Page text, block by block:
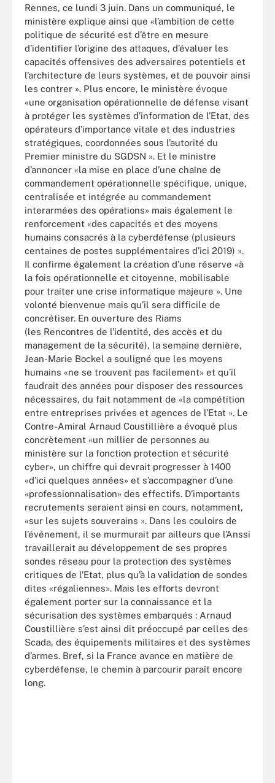
Rennes, ce lundi 3 juin. Dans un communiqué, le
ministère explique ainsi que «l’ambition de cette
politique de sécurité est d’être en mesure
d’identifier l’origine des attaques, d’évaluer les
capacités offensives des adversaires potentiels et
l’architecture de leurs systèmes, et de pouvoir ainsi
les contrer ». Plus encore, le ministère évoque
«une organisation opérationnelle de défense visant
à protéger les systèmes d’information de l’Etat, des
opérateurs d’importance vitale et des industries
stratégiques, coordonnées sous l’autorité du
Premier ministre du SGDSN ». Et le ministre
d’annoncer «la mise en place d’une chaîne de
commandement opérationnelle spécifique, unique,
centralisée et intégrée au commandement
interarmées des opérations» mais également le
renforcement «des capacités et des moyens
humains consacrés à la cyberdéfense (plusieurs
centaines de postes supplémentaires d’ici 2019) ».
Il confirme également la création d’une réserve «à
la fois opérationnelle et citoyenne, mobilisable
pour traiter une crise informatique majeure ». Une
volonté bienvenue mais qu’il sera difficile de
concrétiser. En ouverture des Riams
(les Rencontres de l’identité, des accès et du
management de la sécurité), la semaine dernière,
Jean-Marie Bockel a souligné que les moyens
humains «ne se trouvent pas facilement» et qu’il
faudrait des années pour disposer des ressources
nécessaires, du fait notamment de «la compétition
entre entreprises privées et agences de l’Etat ». Le
Contre-Amiral Arnaud Coustillière a évoqué plus
concrètement «un millier de personnes au
ministère sur la fonction protection et sécurité
cyber», un chiffre qui devrait progresser à 1400
«d’ici quelques années» et s’accompagner d’une
«professionnalisation» des effectifs. D’importants
recrutements seraient ainsi en cours, notamment,
«sur les sujets souverains ». Dans les couloirs de
l’événement, il se murmurait par ailleurs que l’Anssi
travaillerait au développement de ses propres
sondes réseau pour la protection des systèmes
critiques de l’Etat, plus qu’à la validation de sondes
dites «régaliennes». Mais les efforts devront
également porter sur la connaissance et la
sécurisation des systèmes embarqués : Arnaud
Coustillière s’est ainsi dit préoccupé par celles des
Scada, des équipements militaires et des systèmes
d’armes. Bref, si la France avance en matière de
cyberdéfense, le chemin à parcourir paraît encore
long.